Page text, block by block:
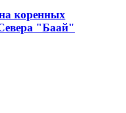
коренных
"Баай"